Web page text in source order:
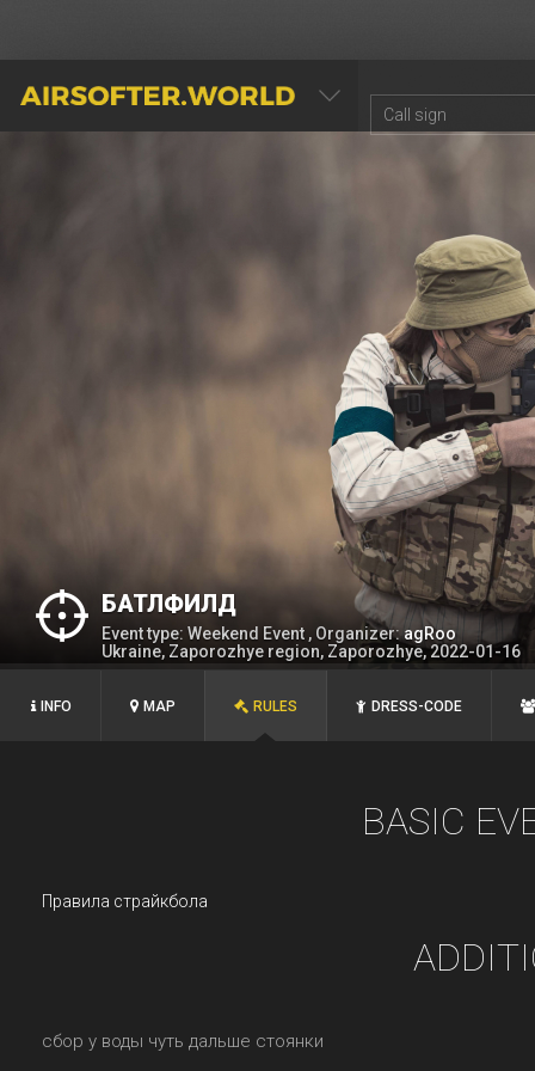
AIRSOFTER.WORLD
БАТЛФИЛД
Event type: Weekend Event , Organizer:agRoo
Ukraine, Zaporozhye region, Zaporozhye, 2022-01-16
INFO MAP RULES DRESS-CODE
BASIC
Правила страйкбола
сбор у воды чуть дальше стоянки